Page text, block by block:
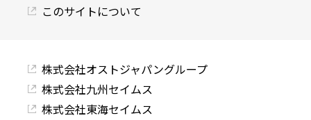
このサイトについて
株式会社オストジャパングループ
株式会社九州セイムス
株式会社東海セイムス